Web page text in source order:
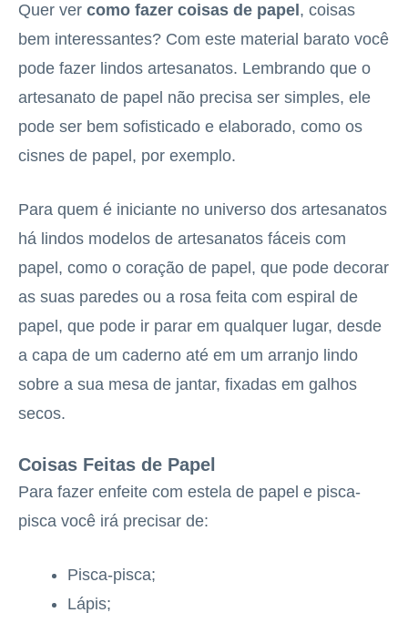
Quer ver como fazer coisas de papel , coisas
bem interessantes? Com este material barato você
pode fazer lindos artesanatos. Lembrando que o
artesanato de papel não precisa ser simples, ele
pode ser bem sofisticado e elaborado, como os
cisnes de papel, por exemplo.
Para quem é iniciante no universo dos artesanatos
há lindos modelos de artesanatos fáceis com
papel, como o coração de papel, que pode decorar
as suas paredes ou a rosa feita com espiral de
papel, que pode ir parar em qualquer lugar, desde
a capa de um caderno até em um arranjo lindo
sobre a sua mesa de jantar, fixadas em galhos
secos.
Coisas Feitas de Papel
Para fazer enfeite com estela de papel e pisca-
pisca você irá precisar de:
Pisca-pisca;
Lápis;